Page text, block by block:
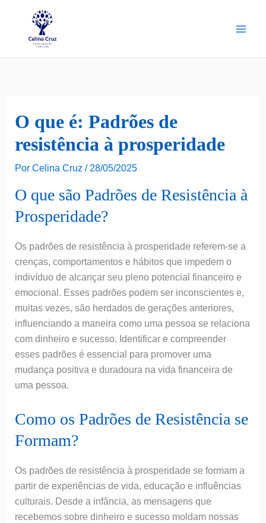
O que é: Padrões de
resistência à prosperidade
Por Celina Cruz / 28/05/2025
O que são Padrões de Resistência à
Prosperidade?
Os padrões de resistência à prosperidade referem-se a
crenças, comportamentos e hábitos que impedem o
indivíduo de alcançar seu pleno potencial financeiro e
emocional. Esses padrões podem ser inconscientes e,
muitas vezes, são herdados de gerações anteriores,
influenciando a maneira como uma pessoa se relaciona
com dinheiro e sucesso. Identificar e compreender
esses padrões é essencial para promover uma
mudança positiva e duradoura na vida financeira de
uma pessoa.
Como os Padrões de Resistência se
Formam?
Os padrões de resistência à prosperidade se formam a
partir de experiências de vida, educação e influências
culturais. Desde a infância, as mensagens que
recebemos sobre dinheiro e sucesso moldam nossas